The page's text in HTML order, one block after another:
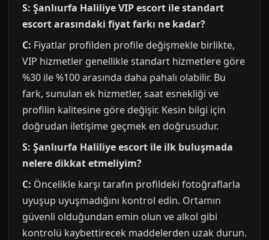
S: Şanlıurfa Haliliye VIP escort ile standart
escort arasındaki fiyat farkı ne kadar?
C: Fiyatlar profilden profile değişmekle birlikte,
VIP hizmetler genellikle standart hizmetlere göre
%30 ile %100 arasında daha pahalı olabilir. Bu
fark, sunulan ek hizmetler, saat esnekliği ve
profilin kalitesine göre değişir. Kesin bilgi için
doğrudan iletişime geçmek en doğrusudur.
S: Şanlıurfa Haliliye escort ile ilk buluşmada
nelere dikkat etmeliyim?
C: Öncelikle karşı tarafın profildeki fotoğraflarla
uyuşup uyuşmadığını kontrol edin. Ortamın
güvenli olduğundan emin olun ve alkol gibi
kontrolü kaybettirecek maddelerden uzak durun.